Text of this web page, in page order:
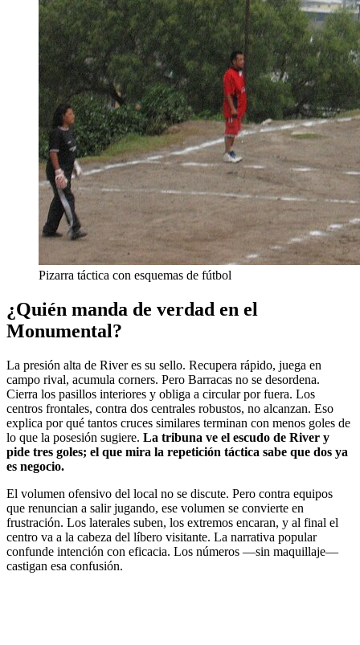
Pizarra táctica con esquemas de fútbol
¿Quién manda de verdad en el
Monumental?
La presión alta de River es su sello. Recupera rápido, juega en
campo rival, acumula corners. Pero Barracas no se desordena.
Cierra los pasillos interiores y obliga a circular por fuera. Los
centros frontales, contra dos centrales robustos, no alcanzan. Eso
explica por qué tantos cruces similares terminan con menos goles de
lo que la posesión sugiere. La tribuna ve el escudo de River y
pide tres goles; el que mira la repetición táctica sabe que dos ya
es negocio.
El volumen ofensivo del local no se discute. Pero contra equipos
que renuncian a salir jugando, ese volumen se convierte en
frustración. Los laterales suben, los extremos encaran, y al final el
centro va a la cabeza del líbero visitante. La narrativa popular
confunde intención con eficacia. Los números —sin maquillaje—
castigan esa confusión.